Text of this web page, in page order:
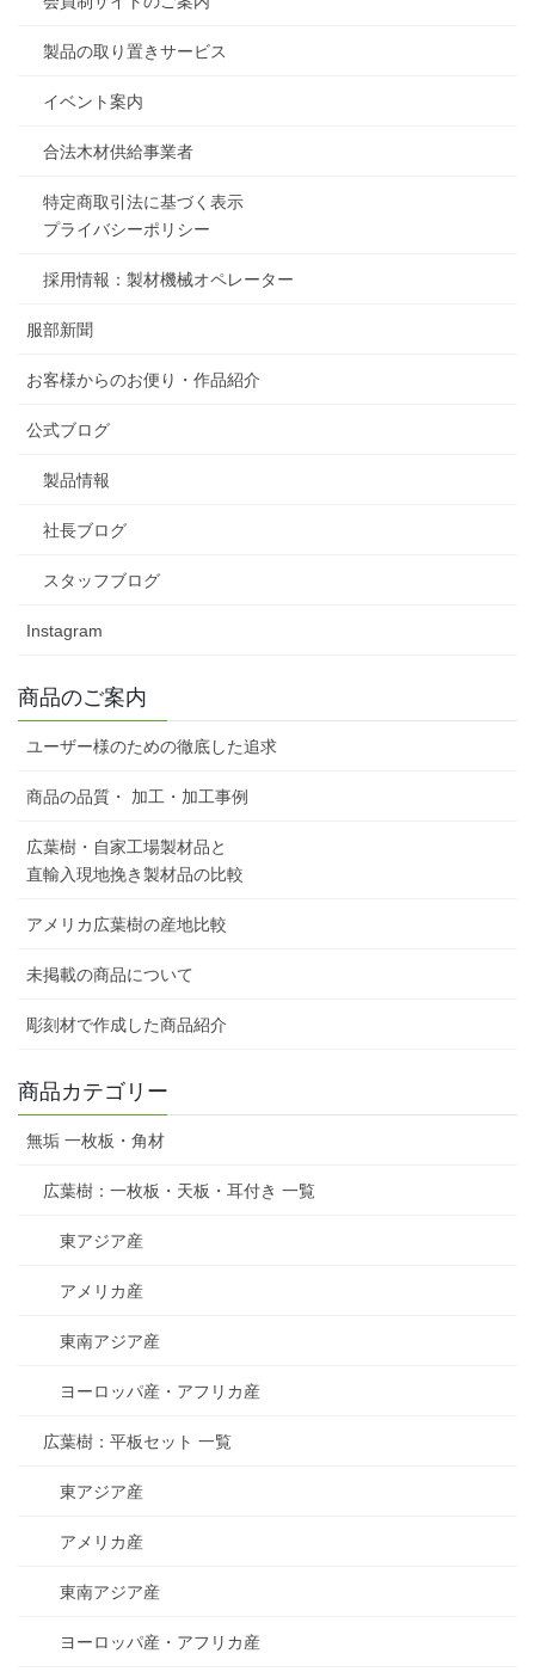
製品の取り置きサービス
イベント案内
合法木材供給事業者
特定商取引法に基づく表示
プライバシーポリシー
採用情報：製材機械オペレーター
服部新聞
お客様からのお便り・作品紹介
公式ブログ
製品情報
社長ブログ
スタッフブログ
Instagram
商品のご案内
ユーザー様のための徹底した追求
商品の品質・ 加工・加工事例
広葉樹・自家工場製材品と
直輸入現地挽き製材品の比較
アメリカ広葉樹の産地比較
未掲載の商品について
彫刻材で作成した商品紹介
商品カテゴリー
無垢 一枚板・角材
広葉樹：一枚板・天板・耳付き 一覧
東アジア産
アメリカ産
東南アジア産
ヨーロッパ産・アフリカ産
広葉樹：平板セット 一覧
東アジア産
アメリカ産
東南アジア産
ヨーロッパ産・アフリカ産